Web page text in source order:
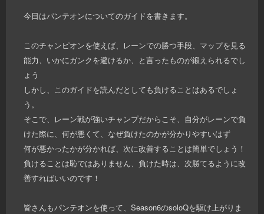
今日はパンテオンについてのガイドを書きます。
このチャンピオンを使えば、レーンでの勝つ手段、マップを見る
能力、いかにガンクを避けるか、と言ったものが鍛えられるでし
ょう
しかし、このガイドを読んだとしても負けることはあるでしょ
う。
そこで、レーン戦が強いチャンプだからこそ、自分がレーンで負
けた際に、何が悪くて、なぜ負けたのかが分かりやすいはず
何が悪かったかが分かれば、次に改善することは簡単でしょう！
負けることは恥ではありません、負けた時は、次勝てるように改
善すればいいのです！
皆さんもパンテオンを使って、Season6のsoloQを駆け上がりま